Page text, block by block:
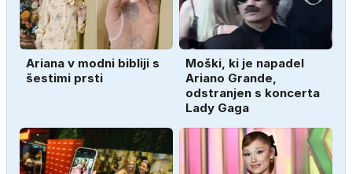
Ariana v modni bibliji s
šestimi prsti
Moški, ki je napadel
Ariano Grande,
odstranjen s koncerta
Lady Gaga